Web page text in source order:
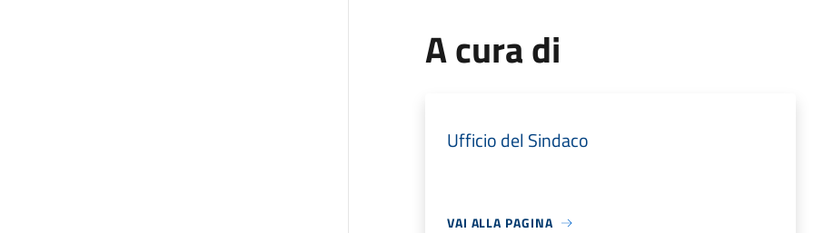
A cura di
Ufficio del Sindaco
VAI ALLA PAGINA